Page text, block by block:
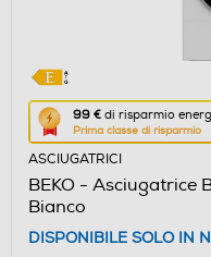
99 € di risparmio
Prima classe di risparmio
Questa
azione
aprirà
il
Calcolatore
di
ASCIUGATRICI
BEKO - Asciugatrice
Bianco
DISPONIBILE SOLO IN